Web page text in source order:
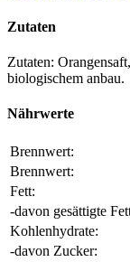
Zutaten
Zutaten:
biologischem anbau.
Nährwerte
Brennwert:
Brennwert:
Fett:
-davon gesättigte
Kohlenhydrate:
-davon Zucker: